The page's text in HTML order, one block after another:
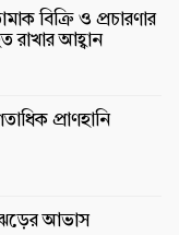
বিক্রি ও প্রচারণার
রাখার আহ্বান
প্রাণহানি
ঝড়ের আভাস